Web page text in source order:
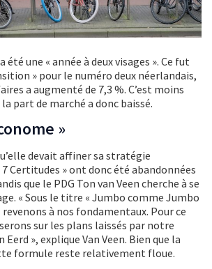
été une « année à deux visages ». Ce fut
» pour le numéro deux néerlandais,
a augmenté de 7,3 %. C’est moins
part de marché a donc baissé.
»
devait affiner sa stratégie
Certitudes » ont donc été abandonnées
que le PDG Ton van Veen cherche à se
« Sous le titre « Jumbo comme Jumbo
à nos fondamentaux. Pour ce
sur les plans laissés par notre
», explique Van Veen. Bien que la
formule reste relativement floue.